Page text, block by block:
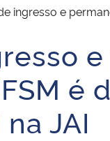
Advocacia-
ingresso e
é
JAI